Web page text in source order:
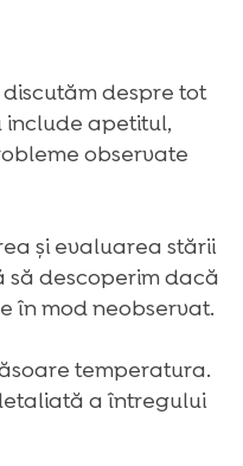
despre tot
include apetitul,
observate
și evaluarea stării
să descoperim dacă
în mod neobservat.
temperatura.
a întregului